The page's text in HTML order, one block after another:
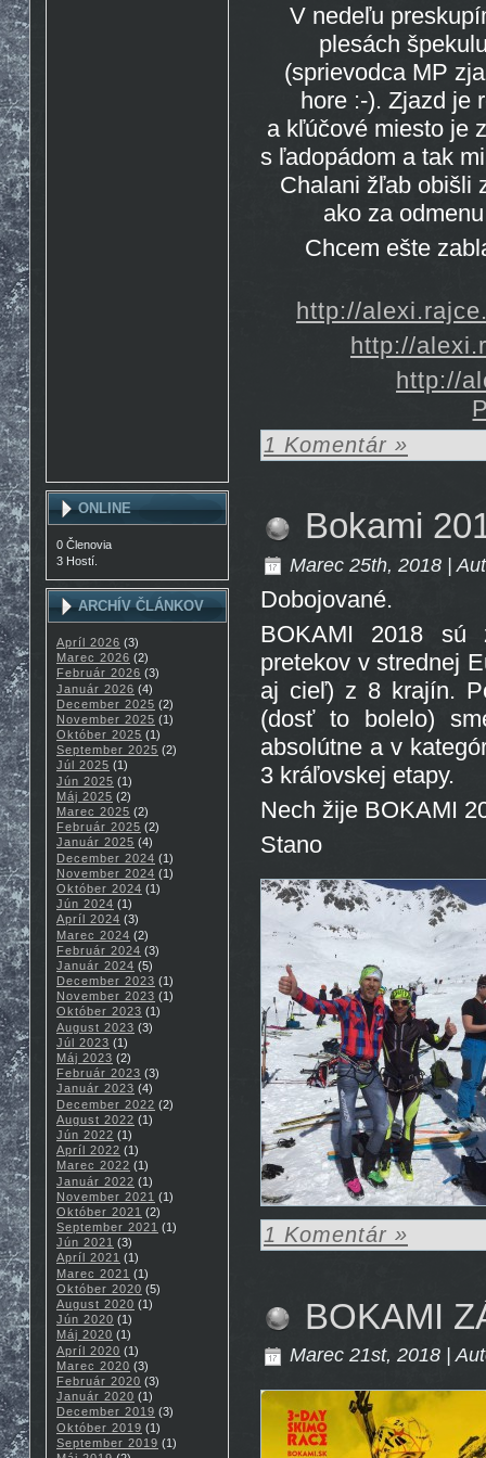
ONLINE
0 Členovia
3 Hostí.
ARCHÍV ČLÁNKOV
Apríl 2026 (3)
Marec 2026 (2)
Február 2026 (3)
Január 2026 (4)
December 2025 (2)
November 2025 (1)
Október 2025 (1)
September 2025 (2)
Júl 2025 (1)
Jún 2025 (1)
Máj 2025 (2)
Marec 2025 (2)
Február 2025 (2)
Január 2025 (4)
December 2024 (1)
November 2024 (1)
Október 2024 (1)
Jún 2024 (1)
Apríl 2024 (3)
Marec 2024 (2)
Február 2024 (3)
Január 2024 (5)
December 2023 (1)
November 2023 (1)
Október 2023 (1)
August 2023 (3)
Júl 2023 (1)
Máj 2023 (2)
Február 2023 (3)
Január 2023 (4)
December 2022 (2)
August 2022 (1)
Jún 2022 (1)
Apríl 2022 (1)
Marec 2022 (1)
Január 2022 (1)
November 2021 (1)
Október 2021 (2)
September 2021 (1)
Jún 2021 (3)
Apríl 2021 (1)
Marec 2021 (1)
Október 2020 (5)
August 2020 (1)
Jún 2020 (1)
Máj 2020 (1)
Apríl 2020 (1)
Marec 2020 (3)
Február 2020 (3)
Január 2020 (1)
December 2019 (3)
Október 2019 (1)
September 2019 (1)
V nedeľu
plesách
(sprievodca MP
hore :-). Zjazd je
a kľúčové miesto je
s ľadopádom a tak
Chalani žľab obišli
ako za
Chcem ešte
http://
http://
http://
1 Komentár »
Bokami
Marec 25th, 2018 |
Dobojované.
BOKAMI 2018 sú
pretekov v strednej
aj cieľ) z 8 krajín.
(dosť to bolelo)
absolútne a v
3 kráľovskej etapy.
Nech žije BOKAMI
Stano
1 Komentár »
BOKAMI
Marec 21st, 2018 |